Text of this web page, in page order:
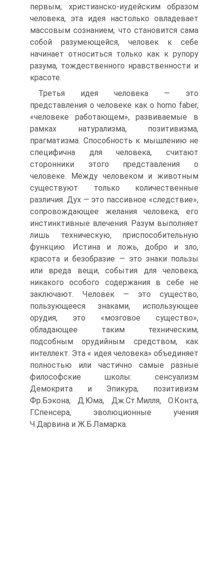
первым, христианско-иудейским образом
человека, эта идея настолько овладевает
массовым сознанием, что становится сама
собой разумеющейся, человек к себе
начинает относиться только как к рупору
разума, тождественного нравственности и
красоте.
Третья идея человека — это
представления о человеке как о homo faber,
«человеке работающем», развиваемые в
рамках натурализма, позитивизма,
прагматизма. Способность к мышлению не
специфична для человека, считают
сторонники этого представления о
человеке. Между человеком и животным
существуют только количественные
различия. Дух — это пассивное «следствие»,
сопровождающее желания человека, его
инстинктивные влечения. Разум выполняет
лишь техническую, приспособительную
функцию. Истина и ложь, добро и зло,
красота и безобразие — это знаки пользы
или вреда вещи, события для человека;
никакого особого содержания в себе не
заключают. Человек — это существо,
пользующееся знаками, использующее
орудия, это «мозговое существо»,
обладающее таким техническим,
подсобным орудийным средством, как
интеллект. Эта « идея человека» объединяет
полностью или частично самые разные
философские школы: сенсуализм
Демокрита и Эпикура, позитивизм
Фр.Бэкона, Д.Юма, Дж.Ст.Милля, О.Конта,
Г.Спенсера, эволюционные учения
Ч.Дарвина и Ж.Б.Ламарка.